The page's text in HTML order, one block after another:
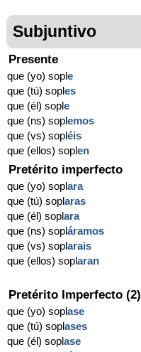
Subjuntivo
Presente
que (yo) sople
que (tú) soples
que (él) sople
que (ns) soplemos
que (vs) sopléis
que (ellos) soplen
Pretérito imperfecto
que (yo) soplara
que (tú) soplaras
que (él) soplara
que (ns) sopláramos
que (vs) soplarais
que (ellos) soplaran
Pretérito Imperfecto (2)
que (yo) soplase
que (tú) soplases
que (él) soplase